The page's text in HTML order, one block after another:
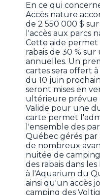
En ce qui
Accès nature
de 2 550 000 $
l'accès aux parcs
Cette aide
rabais de 30 %
annuelles. Un
cartes sera offert
du 10 juin
seront mises en
ultérieure prévue
Valide pour une
carte permet
l'ensemble des
Québec gérés par
de nombreux
nuitée de
des rabais dans
à l'Aquarium du
ainsi qu'un accès
camping des